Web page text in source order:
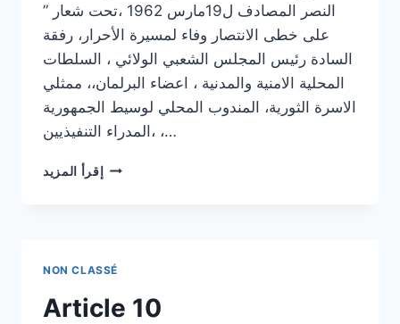
النصر المصادف ل19مارس 1962 ،تحت شعار ”
على خطى الانتصار وفاء لمسيرة الأحرار، رفقة
السادة رئيس المجلس الشعبي الولائي ، السلطات
المحلية الامنية والمدنية ، اعضاء البرلمان،، ممثلي
الاسرة الثورية، المندوب المحلي لوسيط الجمهورية
،المدراء التنفيذيين ،…
إقرأ المزيد ARTICLE11
NON CLASSÉ
Article 10